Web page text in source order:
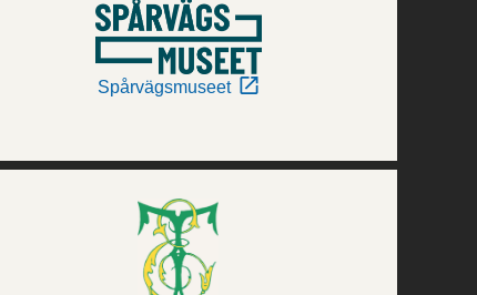
Spårvägsmuseet